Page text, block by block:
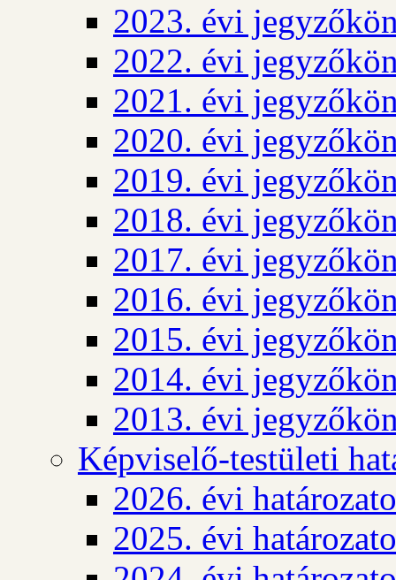
2023. évi
2022. évi
2021. évi
2020. évi
2019. évi
2018. évi
2017. évi
2016. évi
2015. évi
2014. évi
2013. évi
Képviselő-testületi
2026. évi
2025. évi